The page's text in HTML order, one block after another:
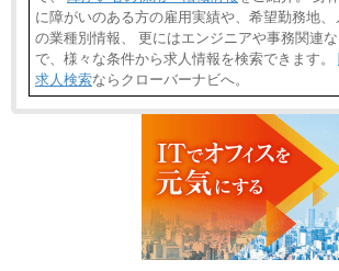
に障がいのある方の雇用実績や、希望勤務地
の業種別情報、 更にはエンジニアや事務関連
で、様々な条件から求人情報を検索できます。
求人検索ならクローバーナビへ。